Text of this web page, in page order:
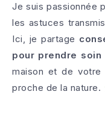
Je suis passionnée
les astuces
Ici, je partage
pour prendre
maison et de
proche de la nature.